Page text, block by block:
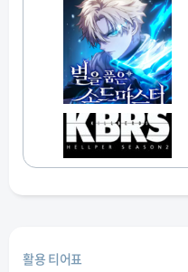
활용 티어표